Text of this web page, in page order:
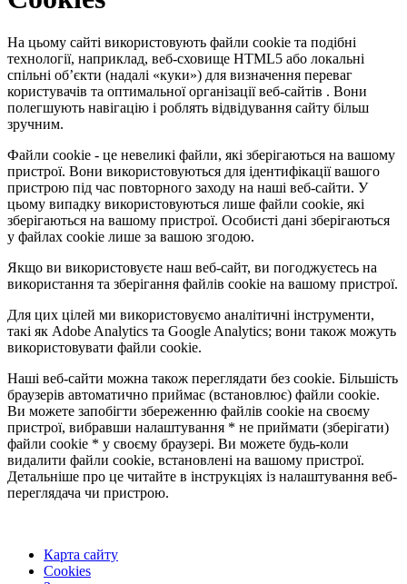
На цьому сайті використовують файли cookie та подібні
технології, наприклад, веб-сховище HTML5 або локальні
спільні об’єкти (надалі «куки») для визначення переваг
користувачів та оптимальної організації веб-сайтів . Вони
полегшують навігацію і роблять відвідування сайту більш
зручним.
Файли cookie - це невеликі файли, які зберігаються на вашому
пристрої. Вони використовуються для ідентифікації вашого
пристрою під час повторного заходу на наші веб-сайти. У
цьому випадку використовуються лише файли cookie, які
зберігаються на вашому пристрої. Особисті дані зберігаються
у файлах cookie лише за вашою згодою.
Якщо ви використовуєте наш веб-сайт, ви погоджуєтесь на
використання та зберігання файлів cookie на вашому пристрої.
Для цих цілей ми використовуємо аналітичні інструменти,
такі як Adobe Analytics та Google Analytics; вони також можуть
використовувати файли cookie.
Наші веб-сайти можна також переглядати без cookie. Більшість
браузерів автоматично приймає (встановлює) файли cookie.
Ви можете запобігти збереженню файлів cookie на своєму
пристрої, вибравши налаштування * не приймати (зберігати)
файли cookie * у своєму браузері. Ви можете будь-коли
видалити файли cookie, встановлені на вашому пристрої.
Детальніше про це читайте в інструкціях із налаштування веб-
переглядача чи пристрою.
Карта сайту
Cookies